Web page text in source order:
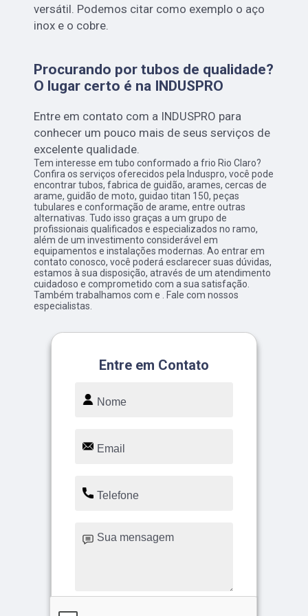
versátil. Podemos citar como exemplo o aço
inox e o cobre.
Procurando por tubos de qualidade?
O lugar certo é na INDUSPRO
Entre em contato com a INDUSPRO para
conhecer um pouco mais de seus serviços de
excelente qualidade.
Tem interesse em tubo conformado a frio Rio Claro?
Confira os serviços oferecidos pela Induspro, você pode
encontrar tubos, fabrica de guidão, arames, cercas de
arame, guidão de moto, guidao titan 150, peças
tubulares e conformação de arame, entre outras
alternativas. Tudo isso graças a um grupo de
profissionais qualificados e especializados no ramo,
além de um investimento considerável em
equipamentos e instalações modernas. Ao entrar em
contato conosco, você poderá esclarecer suas dúvidas,
estamos à sua disposição, através de um atendimento
cuidadoso e comprometido com a sua satisfação.
Também trabalhamos com e . Fale com nossos
especialistas.
Entre em Contato